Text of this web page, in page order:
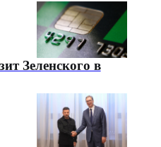
Зеленского в